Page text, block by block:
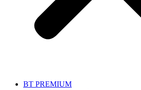
BT PREMIUM